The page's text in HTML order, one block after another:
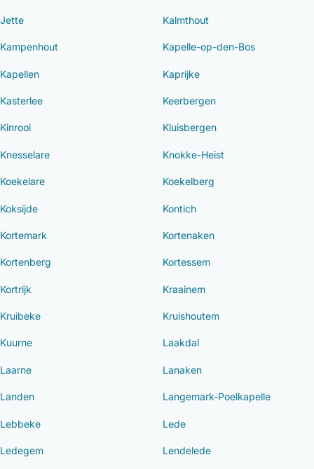
Jette Kalmthout
Kampenhout Kapelle-op-den-Bos
Kapellen Kaprijke
Kasterlee Keerbergen
Kinrooi Kluisbergen
Knesselare Knokke-Heist
Koekelare Koekelberg
Koksijde Kontich
Kortemark Kortenaken
Kortenberg Kortessem
Kortrijk Kraainem
Kruibeke Kruishoutem
Kuurne Laakdal
Laarne Lanaken
Landen Langemark-Poelkapelle
Lebbeke Lede
Ledegem Lendelede